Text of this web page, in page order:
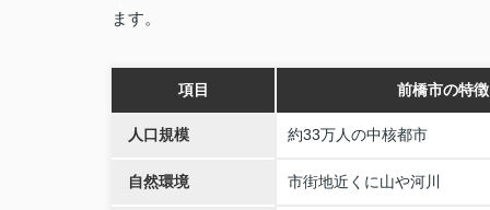
ます。
項目 前橋市の特徴
人口規模 約33万人の中核都市
自然環境 市街地近くに山や河川